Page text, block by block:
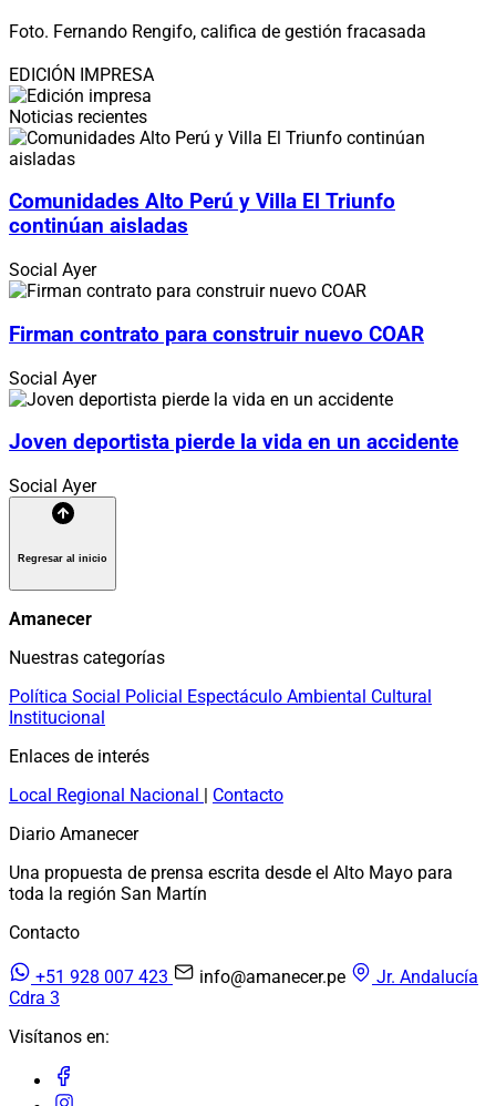
Foto. Fernando Rengifo, califica de gestión fracasada
EDICIÓN IMPRESA
Noticias recientes
Comunidades Alto Perú y Villa El Triunfo
continúan aisladas
Social Ayer
Firman contrato para construir nuevo COAR
Social Ayer
Joven deportista pierde la vida en un accidente
Social Ayer
Regresar al inicio
Amanecer
Nuestras categorías
Política Social Policial Espectáculo Ambiental Cultural
Institucional
Enlaces de interés
Local Regional Nacional | Contacto
Diario Amanecer
Una propuesta de prensa escrita desde el Alto Mayo para
toda la región San Martín
Contacto
+51 928 007 423 info@amanecer.pe
Jr. Andalucía
Cdra 3
Visítanos en: